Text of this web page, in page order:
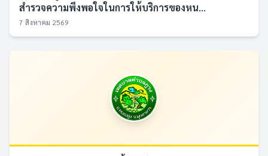
สำรวจความพึงพอใจในการให้บริการของหน...
7 สิงหาคม 2569